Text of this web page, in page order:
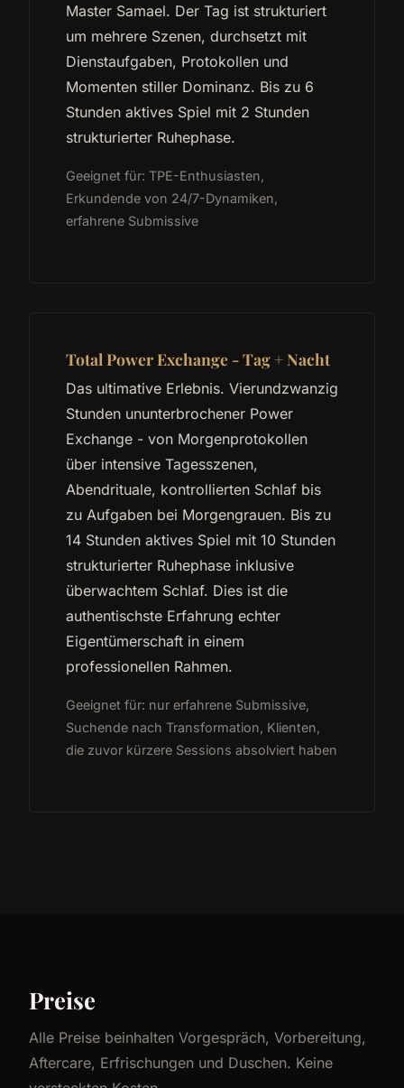
Master Samael. Der Tag ist strukturiert
um mehrere Szenen, durchsetzt mit
Dienstaufgaben, Protokollen und
Momenten stiller Dominanz. Bis zu 6
Stunden aktives Spiel mit 2 Stunden
strukturierter Ruhephase.
Geeignet für: TPE-Enthusiasten,
Erkundende von 24/7-Dynamiken,
erfahrene Submissive
Total Power Exchange - Tag + Nacht
Das ultimative Erlebnis. Vierundzwanzig
Stunden ununterbrochener Power
Exchange - von Morgenprotokollen
über intensive Tagesszenen,
Abendrituale, kontrollierten Schlaf bis
zu Aufgaben bei Morgengrauen. Bis zu
14 Stunden aktives Spiel mit 10 Stunden
strukturierter Ruhephase inklusive
überwachtem Schlaf. Dies ist die
authentischste Erfahrung echter
Eigentümerschaft in einem
professionellen Rahmen.
Geeignet für: nur erfahrene Submissive,
Suchende nach Transformation, Klienten,
die zuvor kürzere Sessions absolviert haben
Preise
Alle Preise beinhalten Vorgespräch, Vorbereitung,
Aftercare, Erfrischungen und Duschen. Keine